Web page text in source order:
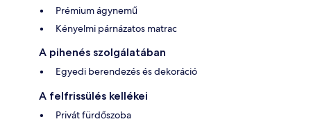
Prémium ágynemű
Kényelmi párnázatos matrac
A pihenés szolgálatában
Egyedi berendezés és dekoráció
A felfrissülés kellékei
Privát fürdőszoba